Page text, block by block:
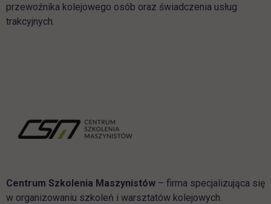
przewoźnika kolejowego osób oraz świadczenia usług
trakcyjnych.
Centrum Szkolenia Maszynistów – firma specjalizująca się
w organizowaniu szkoleń i warsztatów kolejowych.